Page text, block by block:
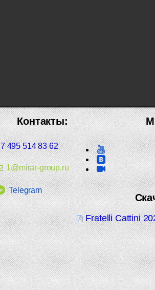
Fratelli Cattini
Контакты:
495 514 83 62
1@mirar-group.ru
Telegram